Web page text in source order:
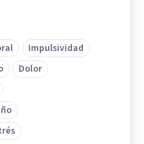
Impulsividad
Dolor